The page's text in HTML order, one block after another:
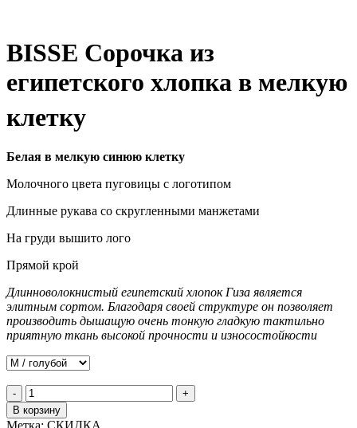
BISSE Сорочка из
египетского хлопка в мелкую
клетку
Белая в мелкую синюю клетку
Молочного цвета пуговицы с логотипом
Длинные рукава со скругленными манжетами
На груди вышито лого
Прямой крой
Длинноволокнистый египетский хлопок Гиза является
элитным сортом. Благодаря своей структуре он позволяет
производить дышащую очень тонкую гладкую тактильно
приятную ткань высокой прочности и износостойкости
-
+
В корзину
Метка: СКИДКА